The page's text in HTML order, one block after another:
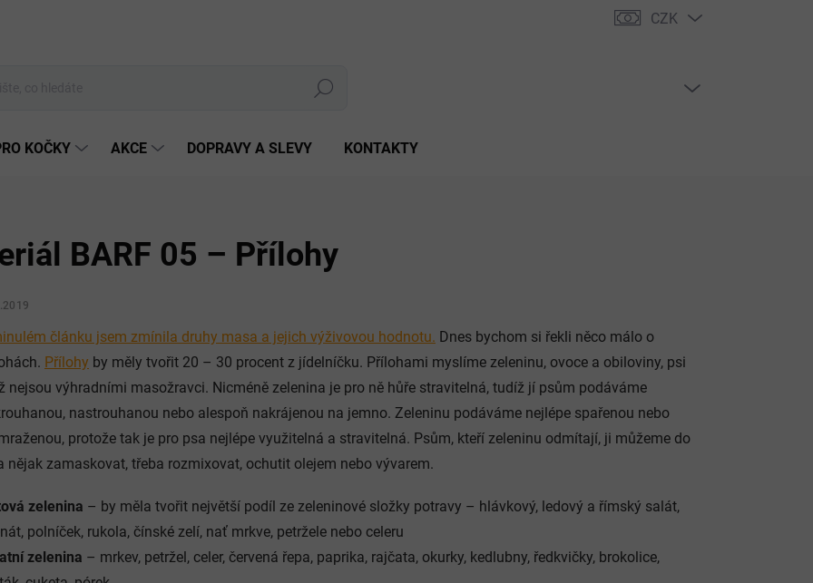
CZK
Hledat
KOČKY AKCE DOPRAVY A SLEVY KONTAKTY
BARF 05 – Přílohy
článku jsem zmínila druhy masa a jejich výživovou hodnotu. Dnes bychom si řekli něco málo o
Přílohy by měly tvořit 20 – 30 procent z jídelníčku. Přílohami myslíme zeleninu, ovoce a obiloviny, psi
nejsou výhradními masožravci. Nicméně zelenina je pro ně hůře stravitelná, tudíž jí psům podáváme
nastrouhanou nebo alespoň nakrájenou na jemno. Zeleninu podáváme nejlépe spařenou nebo
protože tak je pro psa nejlépe využitelná a stravitelná. Psům, kteří zeleninu odmítají, ji můžeme do
nějak zamaskovat, třeba rozmixovat, ochutit olejem nebo vývarem.
zelenina – by měla tvořit největší podíl ze zeleninové složky potravy – hlávkový, ledový a římský salát,
polníček, rukola, čínské zelí, nať mrkve, petržele nebo celeru
zelenina – mrkev, petržel, celer, červená řepa, paprika, rajčata, okurky, kedlubny, ředkvičky, brokolice,